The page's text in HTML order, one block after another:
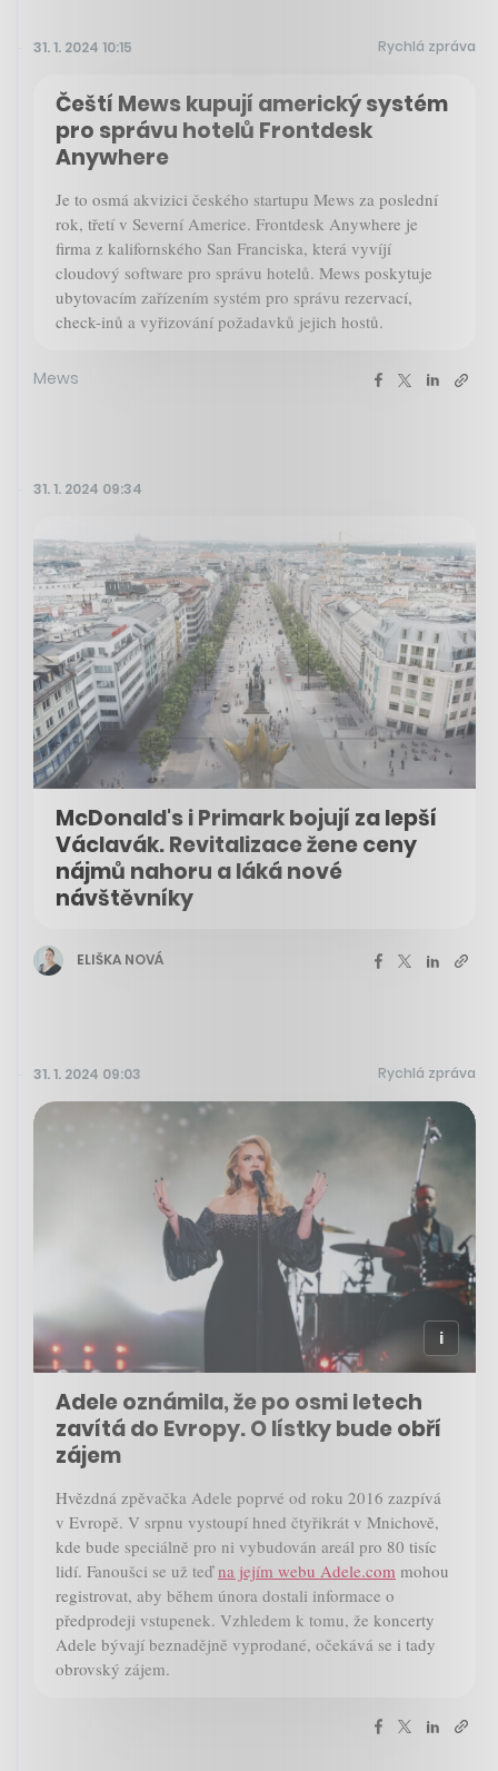
31. 1. 2024 10:15 Rychlá zpráva
Čeští Mews kupují americký systém
pro správu hotelů Frontdesk
Anywhere
Je to osmá akvizici českého startupu Mews za poslední
rok, třetí v Severní Americe. Frontdesk Anywhere je
firma z kalifornského San Franciska, která vyvíjí
cloudový software pro správu hotelů. Mews poskytuje
ubytovacím zařízením systém pro správu rezervací,
check-inů a vyřizování požadavků jejich hostů.
Mews
31. 1. 2024 09:34
McDonald's i Primark bojují za lepší
Václavák. Revitalizace žene ceny
nájmů nahoru a láká nové
návštěvníky
ELIŠKA NOVÁ
31. 1. 2024 09:03 Rychlá zpráva
Adele oznámila, že po osmi letech
zavítá do Evropy. O lístky bude obří
zájem
Hvězdná zpěvačka Adele poprvé od roku 2016 zazpívá
v Evropě. V srpnu vystoupí hned čtyřikrát v Mnichově,
kde bude speciálně pro ni vybudován areál pro 80 tisíc
lidí. Fanoušci se už teďna jejím webu Adele.com mohou
registrovat, aby během února dostali informace o
předprodeji vstupenek. Vzhledem k tomu, že koncerty
Adele bývají beznadějně vyprodané, očekává se i tady
obrovský zájem.